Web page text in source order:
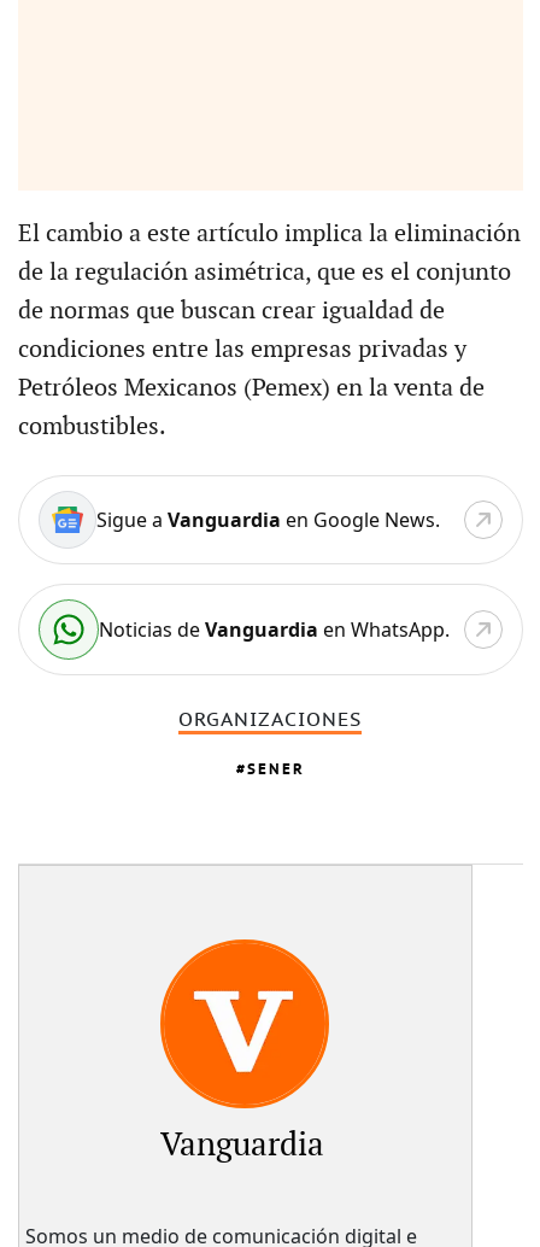
El cambio a este artículo implica la eliminación
de la regulación asimétrica, que es el conjunto
de normas que buscan crear igualdad de
condiciones entre las empresas privadas y
Petróleos Mexicanos (Pemex) en la venta de
combustibles.
Sigue a Vanguardia en Google News.
Noticias deVanguardia en WhatsApp.
ORGANIZACIONES
SENER
Vanguardia
Somos un medio de comunicación digital e